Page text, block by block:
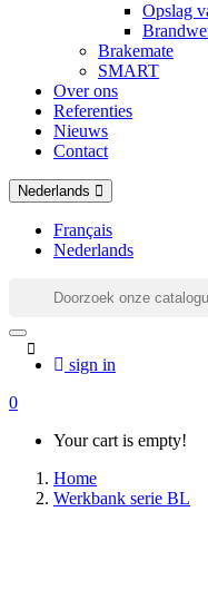
Opslag
Brakemate
SMART
Over ons
Referenties
Nieuws
Contact
Nederlands
Français
Nederlands
sign in
0
Your cart is empty!
Home
Werkbank serie BL